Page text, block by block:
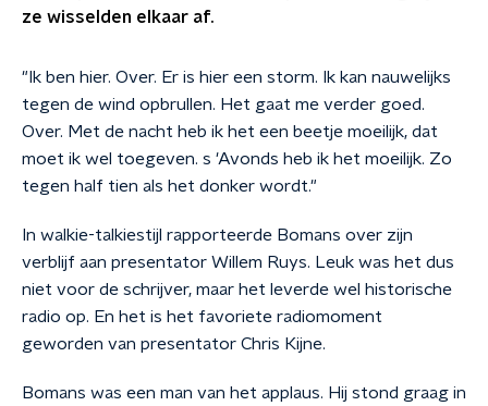
ze wisselden elkaar af.
"Ik ben hier. Over. Er is hier een storm. Ik kan nauwelijks
tegen de wind opbrullen. Het gaat me verder goed.
Over. Met de nacht heb ik het een beetje moeilijk, dat
moet ik wel toegeven. s 'Avonds heb ik het moeilijk. Zo
tegen half tien als het donker wordt."
In walkie-talkiestijl rapporteerde Bomans over zijn
verblijf aan presentator Willem Ruys. Leuk was het dus
niet voor de schrijver, maar het leverde wel historische
radio op. En het is het favoriete radiomoment
geworden van presentator Chris Kijne.
Bomans was een man van het applaus. Hij stond graag in